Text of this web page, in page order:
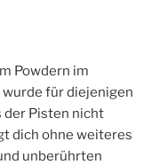
Powdern im
wurde für diejenigen
der Pisten nicht
dich ohne weiteres
unberührten